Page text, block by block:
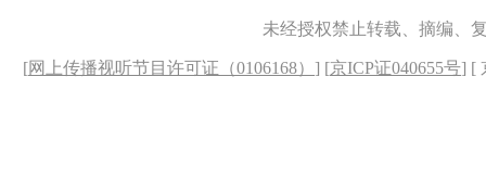
未经授权禁止转载、摘编、
[网上传播视听节目许可证（0106168） ] [京ICP证040655号] [